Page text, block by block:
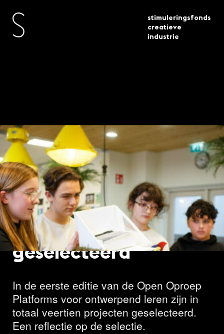
stimuleringsfonds
creatieve
industrie
actueel toegekende
subsidies
platforms voor ontwerpend leren
14 projecten geselecteerd
Platforms voor
ontwerpend leren –
14 projecten
geselecteerd
In de eerste editie van de Open Oproep
Platforms voor ontwerpend leren zijn in
totaal veertien projecten geselecteerd.
Een reflectie op de selectie.